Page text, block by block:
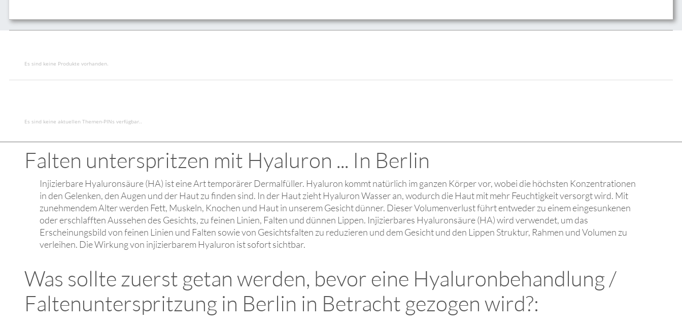
Es sind keine Produkte vorhanden.
Es sind keine aktuellen Themen-PINs verfügbar..
Falten unterspritzen mit Hyaluron ... In Berlin
Injizierbare Hyaluronsäure (HA) ist eine Art temporärer Dermalfüller. Hyaluron kommt natürlich im ganzen Körper vor, wobei die höchsten Konzentrationen
in den Gelenken, den Augen und der Haut zu finden sind. In der Haut zieht Hyaluron Wasser an, wodurch die Haut mit mehr Feuchtigkeit versorgt wird. Mit
zunehmendem Alter werden Fett, Muskeln, Knochen und Haut in unserem Gesicht dünner. Dieser Volumenverlust führt entweder zu einem eingesunkenen
oder erschlafften Aussehen des Gesichts, zu feinen Linien, Falten und dünnen Lippen. Injizierbares Hyaluronsäure (HA) wird verwendet, um das
Erscheinungsbild von feinen Linien und Falten sowie von Gesichtsfalten zu reduzieren und dem Gesicht und den Lippen Struktur, Rahmen und Volumen zu
verleihen. Die Wirkung von injizierbarem Hyaluron ist sofort sichtbar.
Was sollte zuerst getan werden, bevor eine Hyaluronbehandlung /
Faltenunterspritzung in Berlin in Betracht gezogen wird?: